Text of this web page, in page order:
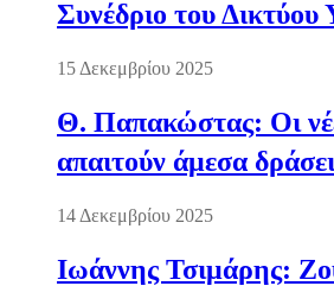
Συνέδριο του
15 Δεκεμβρίου 2025
Θ. Παπακώστας: Οι
απαιτούν άμεσα
14 Δεκεμβρίου 2025
Ιωάννης Τσιμάρης: